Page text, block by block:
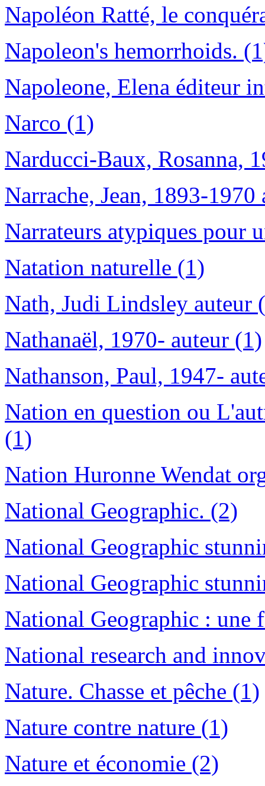
Napoléon Ratté, le
Napoleon's hemorrhoids.
Napoleone, Elena éditeur
Narco (1)
Narducci-Baux, Rosanna,
Narrache, Jean, 1893-1970
Narrateurs atypiques pour
Natation naturelle (1)
Nath, Judi Lindsley auteur
Nathanaël, 1970- auteur (1)
Nathanson, Paul, 1947-
Nation en question ou
(1)
Nation Huronne Wendat
National Geographic. (2)
National Geographic
National Geographic
National Geographic : une
National research and
Nature. Chasse et pêche (1)
Nature contre nature (1)
Nature et économie (2)